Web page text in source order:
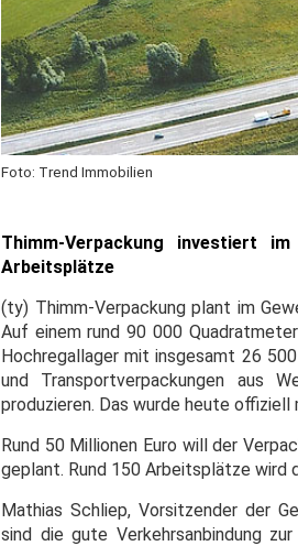
Foto: Trend Immobilien
Thimm-Verpackung investiert
Arbeitsplätze
(ty) Thimm-Verpackung plant im
Auf einem rund 90 000
Hochregallager mit insgesamt 26
und Transportverpackungen aus
produzieren. Das wurde heute
Rund 50 Millionen Euro will der
geplant. Rund 150 Arbeitsplätze wird
Mathias Schliep, Vorsitzender der
sind die gute Verkehrsanbindung